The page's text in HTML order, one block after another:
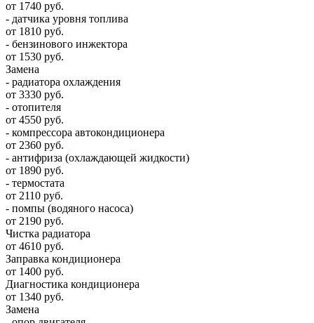
от 1740 руб.
- датчика уровня топлива
от 1810 руб.
- бензинового инжектора
от 1530 руб.
Замена
- радиатора охлаждения
от 3330 руб.
- отопителя
от 4550 руб.
- компрессора автокондиционера
от 2360 руб.
- антифриза (охлаждающей жидкости)
от 1890 руб.
- термостата
от 2110 руб.
- помпы (водяного насоса)
от 2190 руб.
Чистка радиатора
от 4610 руб.
Заправка кондиционера
от 1400 руб.
Диагностика кондиционера
от 1340 руб.
Замена